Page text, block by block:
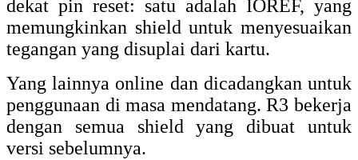
dekat pin reset: satu adalah IOREF, yang
memungkinkan shield untuk menyesuaikan
tegangan yang disuplai dari kartu.
Yang lainnya online dan dicadangkan untuk
penggunaan di masa mendatang. R3 bekerja
dengan semua shield yang dibuat untuk
versi sebelumnya.